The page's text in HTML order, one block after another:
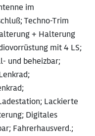
im
Techno-Trim
+ Halterung
mit 4 LS;
und beheizbar;
Lackierte
Digitales
Fahrerhausverd.;